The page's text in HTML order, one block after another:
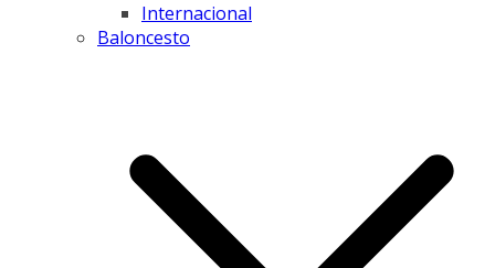
Internacional
Baloncesto